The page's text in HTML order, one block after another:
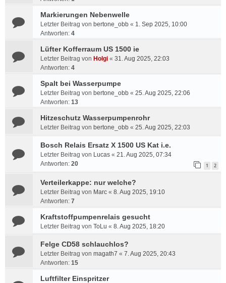
Markierungen Nebenwelle
Letzter Beitrag von bertone_obb « 1. Sep 2025, 10:00
Antworten: 4
Lüfter Kofferraum US 1500 ie
Letzter Beitrag von Holgi « 31. Aug 2025, 22:03
Antworten: 4
Spalt bei Wasserpumpe
Letzter Beitrag von bertone_obb « 25. Aug 2025, 22:06
Antworten: 13
Hitzeschutz Wasserpumpenrohr
Letzter Beitrag von bertone_obb « 25. Aug 2025, 22:03
Bosch Relais Ersatz X 1500 US Kat i.e.
Letzter Beitrag von Lucas « 21. Aug 2025, 07:34
Antworten: 20 1 2
Verteilerkappe: nur welche?
Letzter Beitrag von Marc « 8. Aug 2025, 19:10
Antworten: 7
Kraftstoffpumpenrelais gesucht
Letzter Beitrag von ToLu « 8. Aug 2025, 18:20
Felge CD58 schlauchlos?
Letzter Beitrag von magath7 « 7. Aug 2025, 20:43
Antworten: 15
Luftfilter Einspritzer